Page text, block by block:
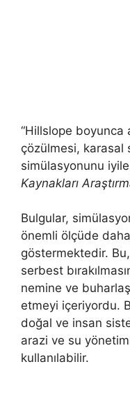
“Hillslope
çözülmesi, karasal
simülasyonunu
Kaynakları
Bulgular,
önemli ölçüde
göstermektedir.
serbest
nemine ve
etmeyi içeriyordu.
doğal ve insan
arazi ve su
kullanılabilir.